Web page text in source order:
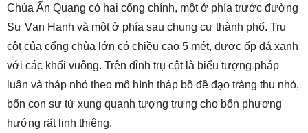
Chùa Ấn Quang có hai cổng chính, một ở phía trước đường
Sư Vạn Hạnh và một ở phía sau chung cư thành phố. Trụ
cột của cổng chùa lớn có chiều cao 5 mét, được ốp đá xanh
với các khối vuông. Trên đỉnh trụ cột là biểu tượng pháp
luân và tháp nhỏ theo mô hình tháp bồ đề đạo tràng thu nhỏ,
bốn con sư tử xung quanh tượng trưng cho bốn phương
hướng rất linh thiêng.